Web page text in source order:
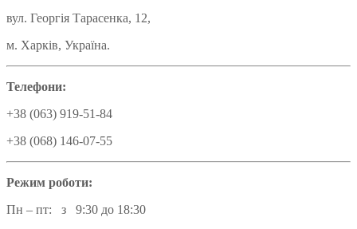
вул. Георгія Тарасенка, 12,
м. Харків, Україна.
Телефони:
+38 (063) 919-51-84
+38 (068) 146-07-55
Режим роботи:
Пн – пт: з 9:30 до 18:30